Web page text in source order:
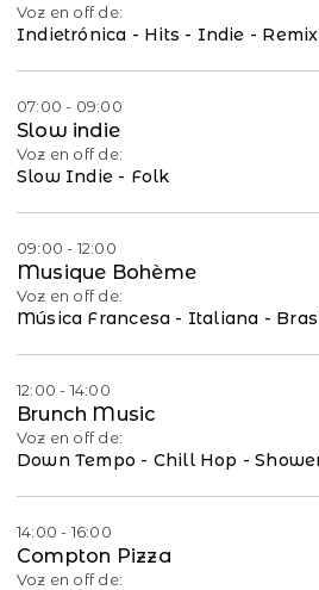
Voz en off de:
Indietrónica - Hits - Indie - Remix
07:00 - 09:00
Slow indie
Voz en off de:
Slow Indie - Folk
09:00 - 12:00
Musique Bohème
Voz en off de:
12:00 - 14:00
Brunch Music
Voz en off de:
14:00 - 16:00
Compton Pizza
Voz en off de: